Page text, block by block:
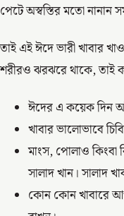
পেটে অস্বস্তির মতো নানান
তাই এই ঈদে ভারী খাবার
শরীরও ঝরঝরে থাকে, তাই
ঈদের এ কয়েক দিন
খাবার ভালোভাবে
মাংস, পোলাও কিংবা
সালাদ খান। সালাদ
কোন কোন খাবারে